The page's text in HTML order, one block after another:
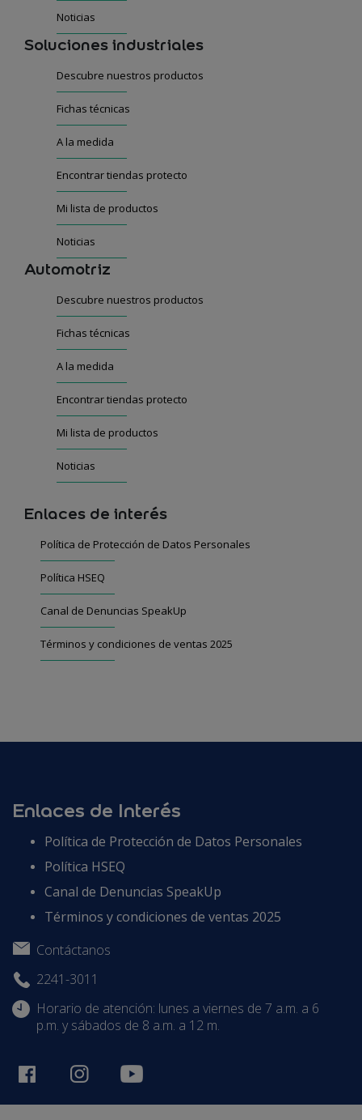
Noticias
Soluciones industriales
Descubre nuestros productos
Fichas técnicas
A la medida
Encontrar tiendas protecto
Mi lista de productos
Noticias
Automotriz
Descubre nuestros productos
Fichas técnicas
A la medida
Encontrar tiendas protecto
Mi lista de productos
Noticias
Enlaces de interés
Política de Protección de Datos Personales
Política HSEQ
Canal de Denuncias SpeakUp
Términos y condiciones de ventas 2025
Enlaces de Interés
Política de Protección de Datos Personales
Política HSEQ
Canal de Denuncias SpeakUp
Términos y condiciones de ventas 2025
Contáctanos
2241-3011
Horario de atención: lunes a viernes de 7 a.m. a 6
p.m. y sábados de 8 a.m. a 12 m.